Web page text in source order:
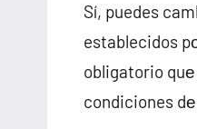
Sí, puedes
establecidos
obligatorio
condiciones